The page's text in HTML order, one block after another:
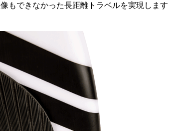
もできなかった長距離トラベルを実現します